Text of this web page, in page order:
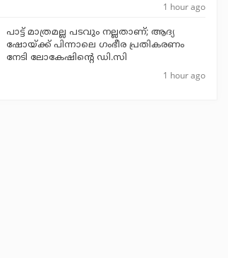
1 hour ago
പാട്ട് മാത്രമല്ല പടവും നല്ലതാണ്; ആദ്യ
ഷോയ്ക്ക് പിന്നാലെ ഗംഭീര പ്രതികരണം
നേടി ലോകേഷിന്റെ ഡി.സി
1 hour ago